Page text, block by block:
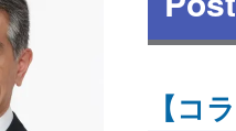
【コ